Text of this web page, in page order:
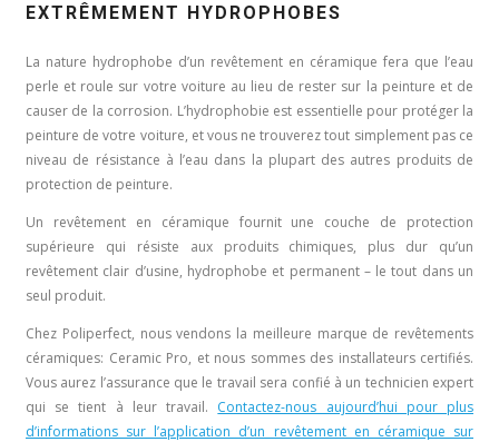
EXTRÊMEMENT HYDROPHOBES
La nature hydrophobe d’un revêtement en céramique fera que l’eau
perle et roule sur votre voiture au lieu de rester sur la peinture et de
causer de la corrosion. L’hydrophobie est essentielle pour protéger la
peinture de votre voiture, et vous ne trouverez tout simplement pas ce
niveau de résistance à l’eau dans la plupart des autres produits de
protection de peinture.
Un revêtement en céramique fournit une couche de protection
supérieure qui résiste aux produits chimiques, plus dur qu’un
revêtement clair d’usine, hydrophobe et permanent – le tout dans un
seul produit.
Chez Poliperfect, nous vendons la meilleure marque de revêtements
céramiques: Ceramic Pro, et nous sommes des installateurs certifiés.
Vous aurez l’assurance que le travail sera confié à un technicien expert
qui se tient à leur travail. Contactez-nous aujourd’hui pour plus
d’informations sur l’application d’un revêtement en céramique sur